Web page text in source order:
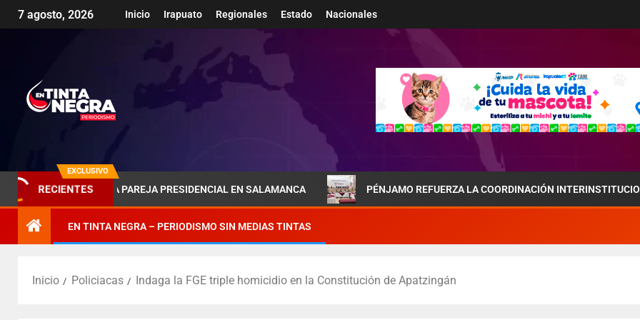
7 agosto, 2026 Inicio Irapuato Regionales Estado Nacionales
EXCLUSIVO
RECIENTES
DE LA PAREJA PRESIDENCIAL EN SALAMANCA PÉNJAMO REFUERZA LA COORDINACIÓN INTERINSTITUCIONAL POR
EN TINTA NEGRA – PERIODISMO SIN MEDIAS TINTAS
Inicio Policiacas Indaga la FGE triple homicidio en la Constitución de Apatzingán